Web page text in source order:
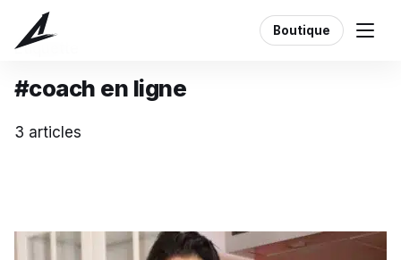
Boutique
Étiquette
#coach en ligne
3 articles